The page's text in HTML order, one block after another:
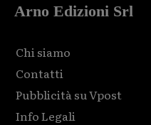
Arno Edizioni Srl
Chi siamo
Contatti
Pubblicità su Vpost
Info Legali